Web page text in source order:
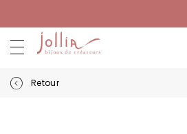
au
contenu
Retour